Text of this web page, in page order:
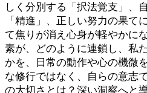
しく分別する「択法覚支」、
「精進」、正しい努力の果て
て焦りが消え心身が軽やかに
素が、どのように連鎖し、私
かを、日常の動作や心の機微
な修行ではなく、自らの意志
の大切さとは？深い洞察へと